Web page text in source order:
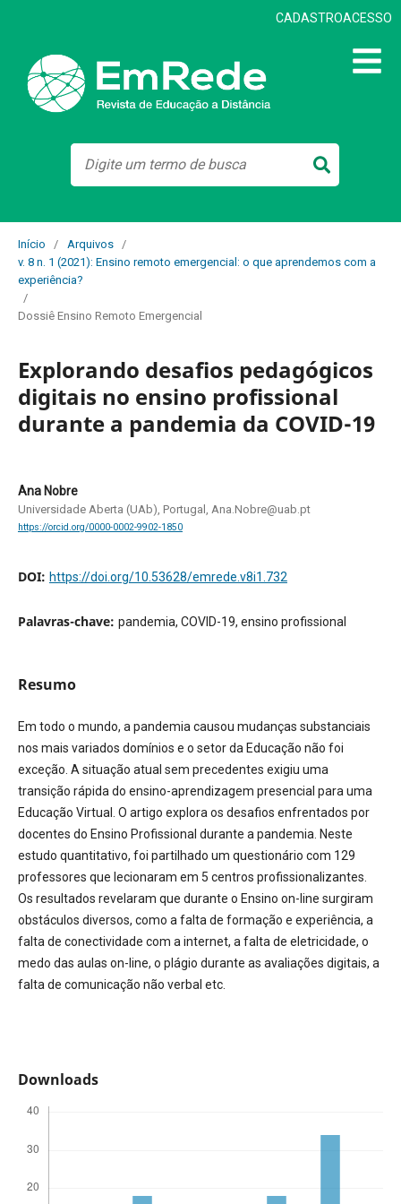
CADASTROACESSO
Início / Arquivos
/
v. 8 n. 1 (2021): Ensino remoto emergencial: o que aprendemos com a
experiência?
/
Dossiê Ensino Remoto Emergencial
Explorando desafios pedagógicos
digitais no ensino profissional
durante a pandemia da COVID-19
Ana Nobre
Universidade Aberta (UAb), Portugal, Ana.Nobre@uab.pt
https://orcid.org/0000-0002-9902-1850
DOI: https://doi.org/10.53628/emrede.v8i1.732
Palavras-chave: pandemia, COVID-19, ensino profissional
Resumo
Em todo o mundo, a pandemia causou mudanças substanciais
nos mais variados domínios e o setor da Educação não foi
exceção. A situação atual sem precedentes exigiu uma
transição rápida do ensino-aprendizagem presencial para uma
Educação Virtual. O artigo explora os desafios enfrentados por
docentes do Ensino Profissional durante a pandemia. Neste
estudo quantitativo, foi partilhado um questionário com 129
professores que lecionaram em 5 centros profissionalizantes.
Os resultados revelaram que durante o Ensino on-line surgiram
obstáculos diversos, como a falta de formação e experiência, a
falta de conectividade com a internet, a falta de eletricidade, o
medo das aulas on-line, o plágio durante as avaliações digitais, a
falta de comunicação não verbal etc.
Downloads